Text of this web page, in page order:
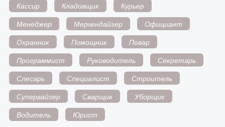
Кассир
Кладовщик
Курьер
Менеджер
Мерчендайзер
Официант
Охранник
Помощник
Повар
Программист
Руководитель
Секретарь
Слесарь
Специалист
Строитель
Супервайзер
Сварщик
Уборщик
Водитель
Юрист